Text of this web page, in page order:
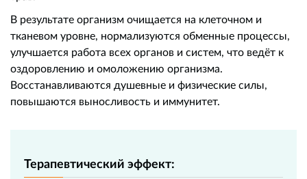
В результате организм очищается на клеточном и
тканевом уровне, нормализуются обменные процессы,
улучшается работа всех органов и систем, что ведёт к
оздоровлению и омоложению организма.
Восстанавливаются душевные и физические силы,
повышаются выносливость и иммунитет.
Терапевтический эффект: